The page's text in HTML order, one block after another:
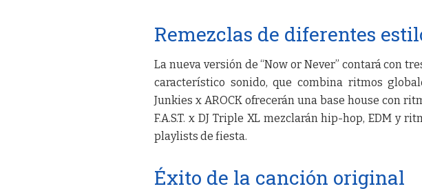
Remezclas de diferentes
La nueva versión de “Now or Never” contará con
característico sonido, que combina ritmos
Junkies x AROCK ofrecerán una base house con
F.A.S.T. x DJ Triple XL mezclarán hip-hop, EDM y
playlists de fiesta.
Éxito de la canción original